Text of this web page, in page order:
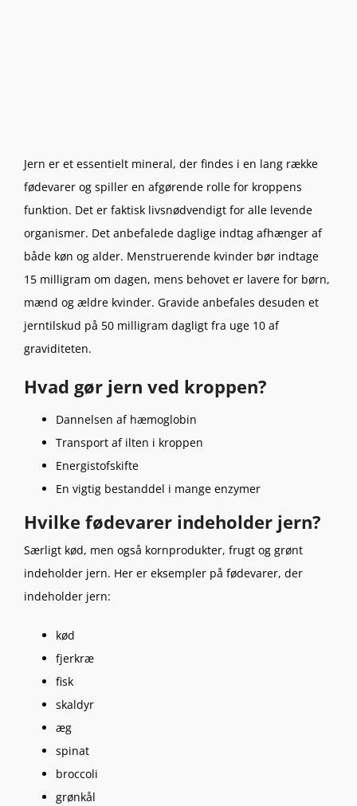
Jern er et essentielt mineral, der findes i en lang række
fødevarer og spiller en afgørende rolle for kroppens
funktion. Det er faktisk livsnødvendigt for alle levende
organismer. Det anbefalede daglige indtag afhænger af
både køn og alder. Menstruerende kvinder bør indtage
15 milligram om dagen, mens behovet er lavere for børn,
mænd og ældre kvinder. Gravide anbefales desuden et
jerntilskud på 50 milligram dagligt fra uge 10 af
graviditeten.
Hvad gør jern ved kroppen?
Dannelsen af hæmoglobin
Transport af ilten i kroppen
Energistofskifte
En vigtig bestanddel i mange enzymer
Hvilke fødevarer indeholder jern?
Særligt kød, men også kornprodukter, frugt og grønt
indeholder jern. Her er eksempler på fødevarer, der
indeholder jern:
kød
fjerkræ
fisk
skaldyr
æg
spinat
broccoli
grønkål